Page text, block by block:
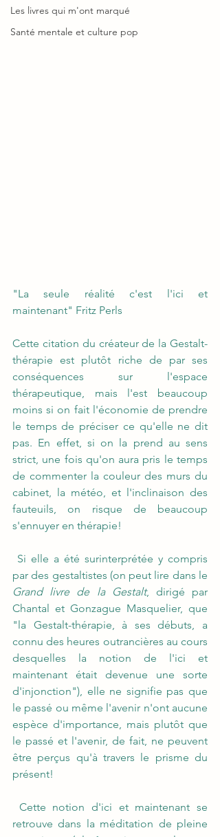
Les livres qui m'ont marqué
Santé mentale et culture pop
"La seule réalité c'est l'ici et
maintenant" Fritz Perls
Cette citation du créateur de la Gestalt-
thérapie est plutôt riche de par ses
conséquences sur l'espace
thérapeutique, mais l'est beaucoup
moins si on fait l'économie de prendre
le temps de préciser ce qu'elle ne dit
pas. En effet, si on la prend au sens
strict, une fois qu'on aura pris le temps
de commenter la couleur des murs du
cabinet, la météo, et l'inclinaison des
fauteuils, on risque de beaucoup
s'ennuyer en thérapie!
Grand livre de la Gestalt, dirigé par
Chantal et Gonzague Masquelier, que
"la Gestalt-thérapie, à ses débuts, a
connu des heures outrancières au cours
desquelles la notion de l'ici et
maintenant était devenue une sorte
d'injonction"), elle ne signifie pas que
le passé ou même l'avenir n'ont aucune
espèce d'importance, mais plutôt que
le passé et l'avenir, de fait, ne peuvent
être perçus qu'à travers le prisme du
présent!
retrouve dans la méditation de pleine